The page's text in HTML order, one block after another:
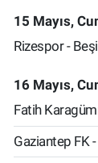
15 Mayıs,
Rizespor -
16 Mayıs,
Fatih
Gaziantep FK